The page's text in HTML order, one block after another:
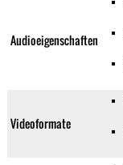
Audioeigenschaften
Videoformate